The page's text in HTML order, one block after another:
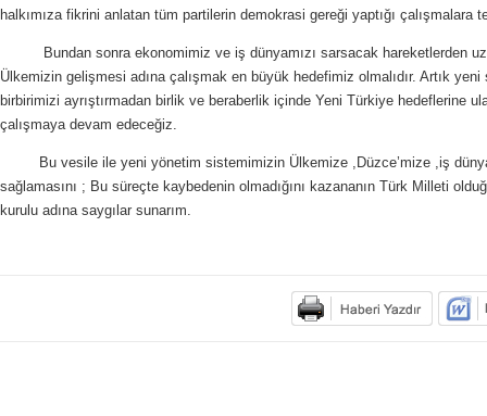
halkımıza fikrini anlatan tüm partilerin demokrasi gereği yaptığı çalışmalara
Bundan sonra ekonomimiz ve iş dünyamızı sarsacak hareketlerden
Ülkemizin gelişmesi adına çalışmak en büyük hedefimiz olmalıdır. Artık
birbirimizi ayrıştırmadan birlik ve beraberlik içinde Yeni Türkiye hedeflerine
çalışmaya devam edeceğiz.
Bu vesile ile yeni yönetim sistemimizin Ülkemize ,Düzce’mize ,iş
sağlamasını ; Bu süreçte kaybedenin olmadığını kazananın Türk Milleti
kurulu adına saygılar sunarım.